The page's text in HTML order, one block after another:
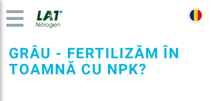
GRÂU - FERTILIZĂM ÎN
TOAMNĂ CU NPK?